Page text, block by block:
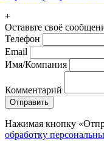
+
Оставьте своё
Телефон
Email
Имя/Компания
Комментарий
Отправить
Нажимая кнопку
обработку